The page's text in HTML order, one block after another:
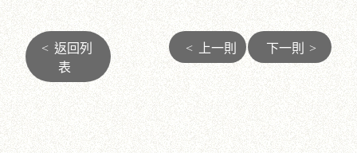
< 返回列
表
< 上一則 下一則 >